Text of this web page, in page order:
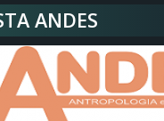
ANDES